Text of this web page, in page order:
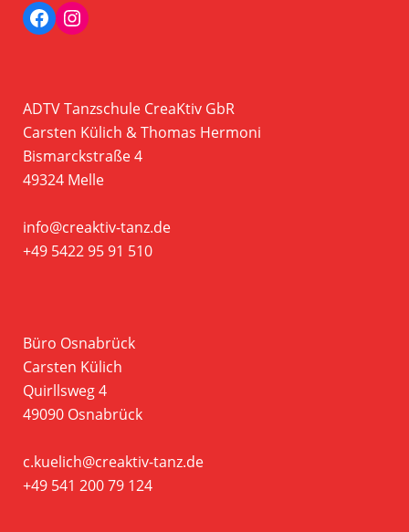
Facebook
Instagram Profil der Tanzschule CreaKtiv
ADTV Tanzschule CreaKtiv GbR
Carsten Külich & Thomas Hermoni
Bismarckstraße 4
49324 Melle
info@creaktiv-tanz.de
+49 5422 95 91 510
Büro Osnabrück
Carsten Külich
Quirllsweg 4
49090 Osnabrück
c.kuelich@creaktiv-tanz.de
+49 541 200 79 124